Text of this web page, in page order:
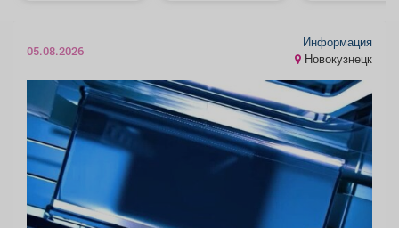
05.08.2026
Информация
Новокузнецк